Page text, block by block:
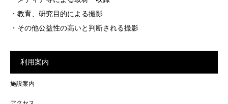
・教育、研究目的による撮影
・その他公益性の高いと判断される撮影
利用案内
施設案内